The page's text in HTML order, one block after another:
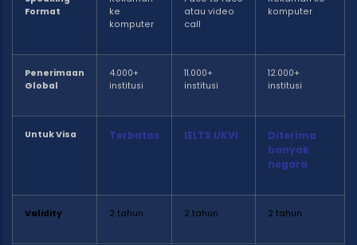
Format
ke
komputer
atau video
call
komputer
Penerimaan
Global
4.000+
institusi
11.000+
institusi
12.000+
institusi
Untuk Visa Terbatas IELTS UKVI
Diterima
banyak
negara
Validity 2 tahun 2 tahun 2 tahun